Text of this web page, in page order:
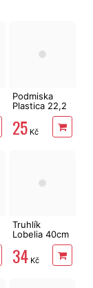
Podmiska
Plastica 22,2
25 Kč
Truhlík
Lobelia 40cm
terracotta
34 Kč